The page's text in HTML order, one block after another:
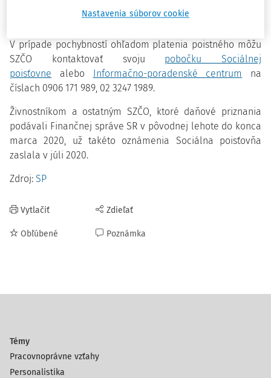
listom 55 636 živnostníkov a ďalších 7 812 do e-schránky
cez ústredný portál verejnej správy.
V prípade pochybností ohľadom platenia poistného môžu
SZČO kontaktovať svoju pobočku Sociálnej
poisťovne alebo Informačno-poradenské centrum
na
číslach 0906 171 989, 02 3247 1989.
Živnostníkom a ostatným SZČO, ktoré daňové priznania
podávali Finančnej správe SR v pôvodnej lehote do konca
marca 2020, už takéto oznámenia Sociálna poisťovňa
zaslala v júli 2020.
Zdroj: SP
Vytlačiť
Obľúbené
Zdieľať
Poznámka
Témy
Pracovnoprávne vzťahy
Personalistika
Nastavenia súborov cookie